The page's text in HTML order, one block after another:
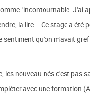
l'incontournable. J'ai
la lire... Ce stage a été
sentiment qu'on m'avait
les nouveau-nés c'est pas
avec une formation